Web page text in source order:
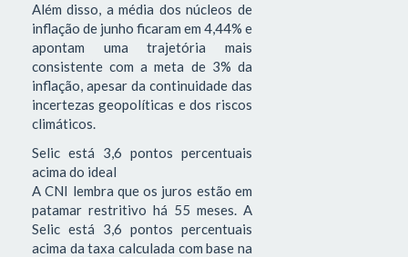
Além disso, a média dos núcleos de
inflação de junho ficaram em 4,44% e
apontam uma trajetória mais
consistente com a meta de 3% da
inflação, apesar da continuidade das
incertezas geopolíticas e dos riscos
climáticos.
Selic está 3,6 pontos percentuais
acima do ideal
A CNI lembra que os juros estão em
patamar restritivo há 55 meses. A
Selic está 3,6 pontos percentuais
acima da taxa calculada com base na